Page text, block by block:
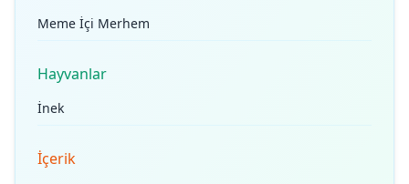
Meme İçi Merhem
Hayvanlar
İnek
İçerik